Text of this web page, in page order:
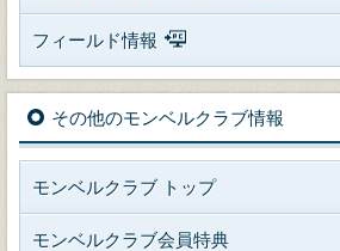
フィールド情報
その他のモンベルクラブ情報
モンベルクラブ トップ
モンベルクラブ会員特典